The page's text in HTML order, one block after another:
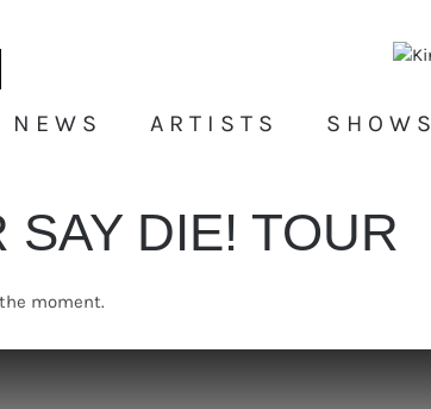
NEWS ARTISTS SHOWS
SAY DIE! TOUR
moment.